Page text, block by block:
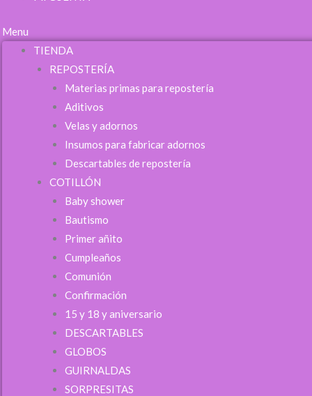
Menu
TIENDA
REPOSTERÍA
Materias primas para repostería
Aditivos
Velas y adornos
Insumos para fabricar adornos
Descartables de repostería
COTILLÓN
Baby shower
Bautismo
Primer añito
Cumpleaños
Comunión
Confirmación
15 y 18 y aniversario
DESCARTABLES
GLOBOS
GUIRNALDAS
SORPRESITAS